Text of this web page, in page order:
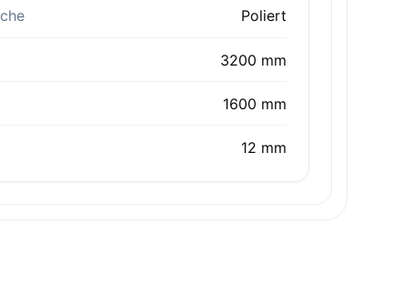
Poliert
3200 mm
1600 mm
12 mm